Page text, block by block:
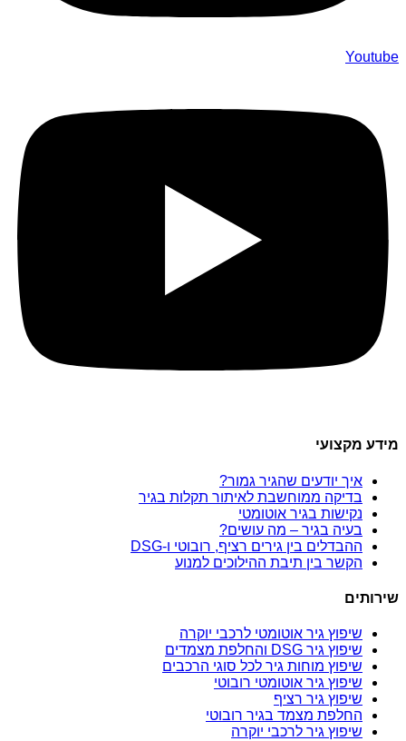
Youtube
מידע מקצועי
איך יודעים שהגיר גמור?
בדיקה ממוחשבת לאיתור תקלות בגיר
נקישות בגיר אוטומטי
בעיה בגיר – מה עושים?
ההבדלים בין גירים רציף, רובוטי ו-DSG
הקשר בין תיבת ההילוכים למנוע
שירותים
שיפוץ גיר אוטומטי לרכבי יוקרה
שיפוץ גיר DSG והחלפת מצמדים
שיפוץ מוחות גיר לכל סוגי הרכבים
שיפוץ גיר אוטומטי רובוטי
שיפוץ גיר רציף
החלפת מצמד בגיר רובוטי
שיפוץ גיר לרכבי יוקרה